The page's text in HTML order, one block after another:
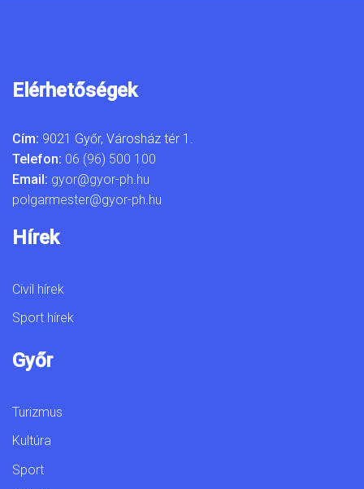
Elérhetőségek
Cím: 9021 Győr, Városház tér 1.
Telefon: 06 (96) 500 100
Email: gyor@gyor-ph.hu
polgarmester@gyor-ph.hu
Hírek
Civil hírek
Sport hírek
Győr
Turizmus
Kultúra
Sport